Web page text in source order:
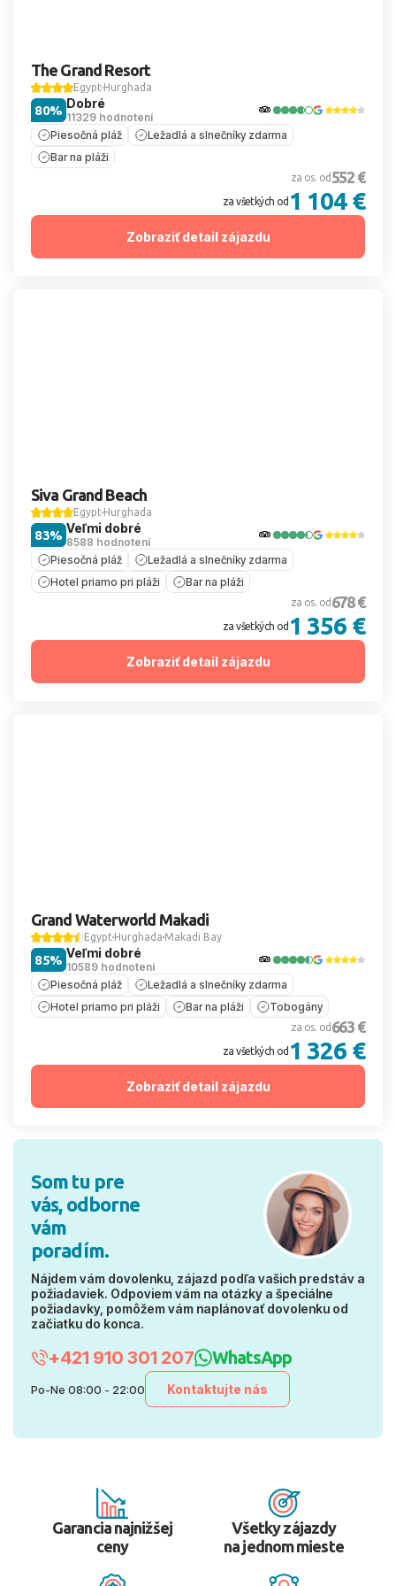
The Grand Resort
Egypt Hurghada
Dobré
11329 hodnotení
80%
Piesočná pláž
Ležadlá a slnečníky zdarma
Bar na pláži
za os. od 552 €
za všetkých od 1 104 €
Zobraziť detail zájazdu
Siva Grand Beach
Egypt Hurghada
Veľmi dobré
8588 hodnotení
83%
Piesočná pláž
Ležadlá a slnečníky zdarma
Hotel priamo pri pláži
Bar na pláži
za os. od 678 €
za všetkých od 1 356 €
Zobraziť detail zájazdu
Grand Waterworld Makadi
Egypt Hurghada Makadi Bay
Veľmi dobré
10589 hodnotení
85%
Piesočná pláž
Ležadlá a slnečníky zdarma
Hotel priamo pri pláži
Bar na pláži Tobogány
za os. od 663 €
za všetkých od 1 326 €
Zobraziť detail zájazdu
Som tu pre
vás, odborne
vám
poradím.
Nájdem vám dovolenku, zájazd podľa vašich predstáv a
požiadaviek. Odpoviem vám na otázky a špeciálne
požiadavky, pomôžem vám naplánovať dovolenku od
začiatku do konca.
+421 910 301 207 WhatsApp
Po-Ne 08:00 - 22:00 Kontaktujte nás
Garancia najnižšej
ceny
Všetky zájazdy
na jednom mieste